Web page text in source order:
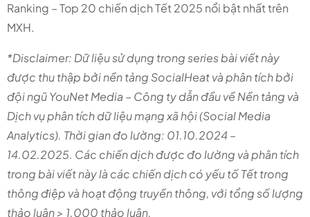
Ranking – Top 20 chiến dịch Tết 2025 nổi bật nhất trên
MXH.
*Disclaimer: Dữ liệu sử dụng trong series bài viết này
được thu thập bởi nền tảng SocialHeat và phân tích bởi
đội ngũ YouNet Media – Công ty dẫn đầu về Nền tảng và
Dịch vụ phân tích dữ liệu mạng xã hội (Social Media
Analytics). Thời gian đo lường: 01.10.2024 –
14.02.2025. Các chiến dịch được đo lường và phân tích
trong bài viết này là các chiến dịch có yếu tố Tết trong
thông điệp và hoạt động truyền thông, với tổng số lượng
thảo luận > 1.000 thảo luận.